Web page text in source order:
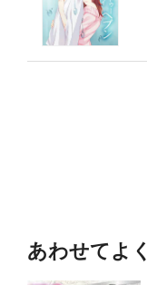
あわせてよ